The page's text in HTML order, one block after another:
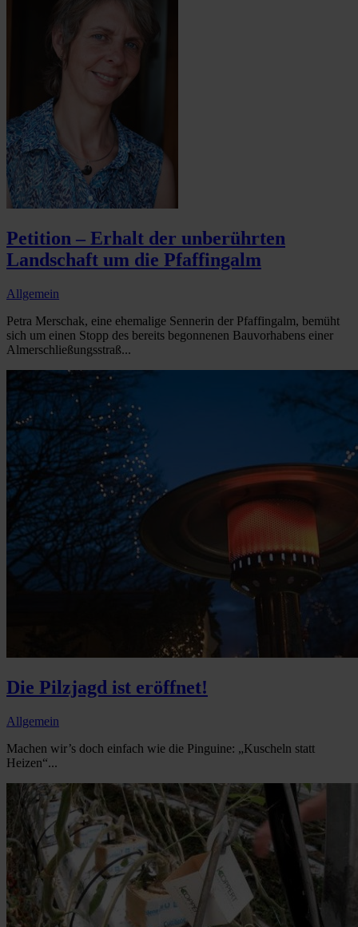
Petition – Erhalt der unberührten
Landschaft um die Pfaffingalm
Allgemein
Petra Merschak, eine ehemalige Sennerin der Pfaffingalm, bemüht
sich um einen Stopp des bereits begonnenen Bauvorhabens einer
Almerschließungsstraß...
Die Pilzjagd ist eröffnet!
Allgemein
Machen wir’s doch einfach wie die Pinguine: „Kuscheln statt
Heizen“...